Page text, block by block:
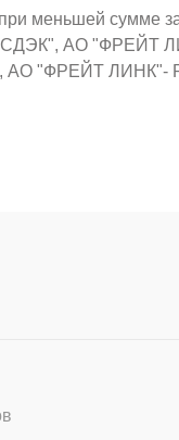
меньшей сумме
"СДЭК", АО "ФРЕЙТ
АО "ФРЕЙТ ЛИНК"-